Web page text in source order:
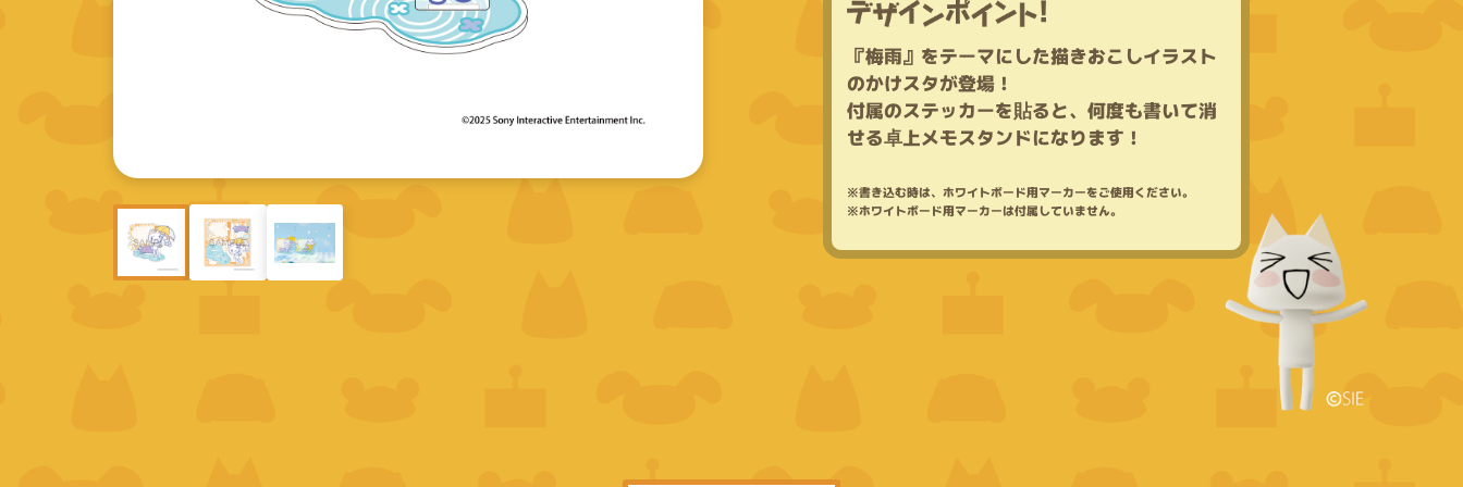
『梅雨』 をテーマにした描きおこ しイラス ト
のかけスタが登場！
付属のステッカーを貼ると、 何度も書いて消
せる卓上メモスタンドになります ！
※書き込む時は、 ホワイ トボー ド用マーカーをご使用く ださい。
※ホワイ トボー ド用マーカーは付属 していません。